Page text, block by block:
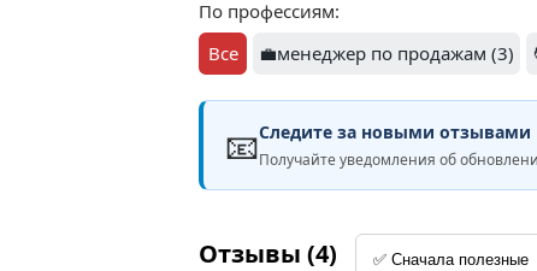
По профессиям:
Все
💼менеджер по продажам (3)
📧Следите за новыми отзывами
Получайте уведомления об
Отзывы (4)